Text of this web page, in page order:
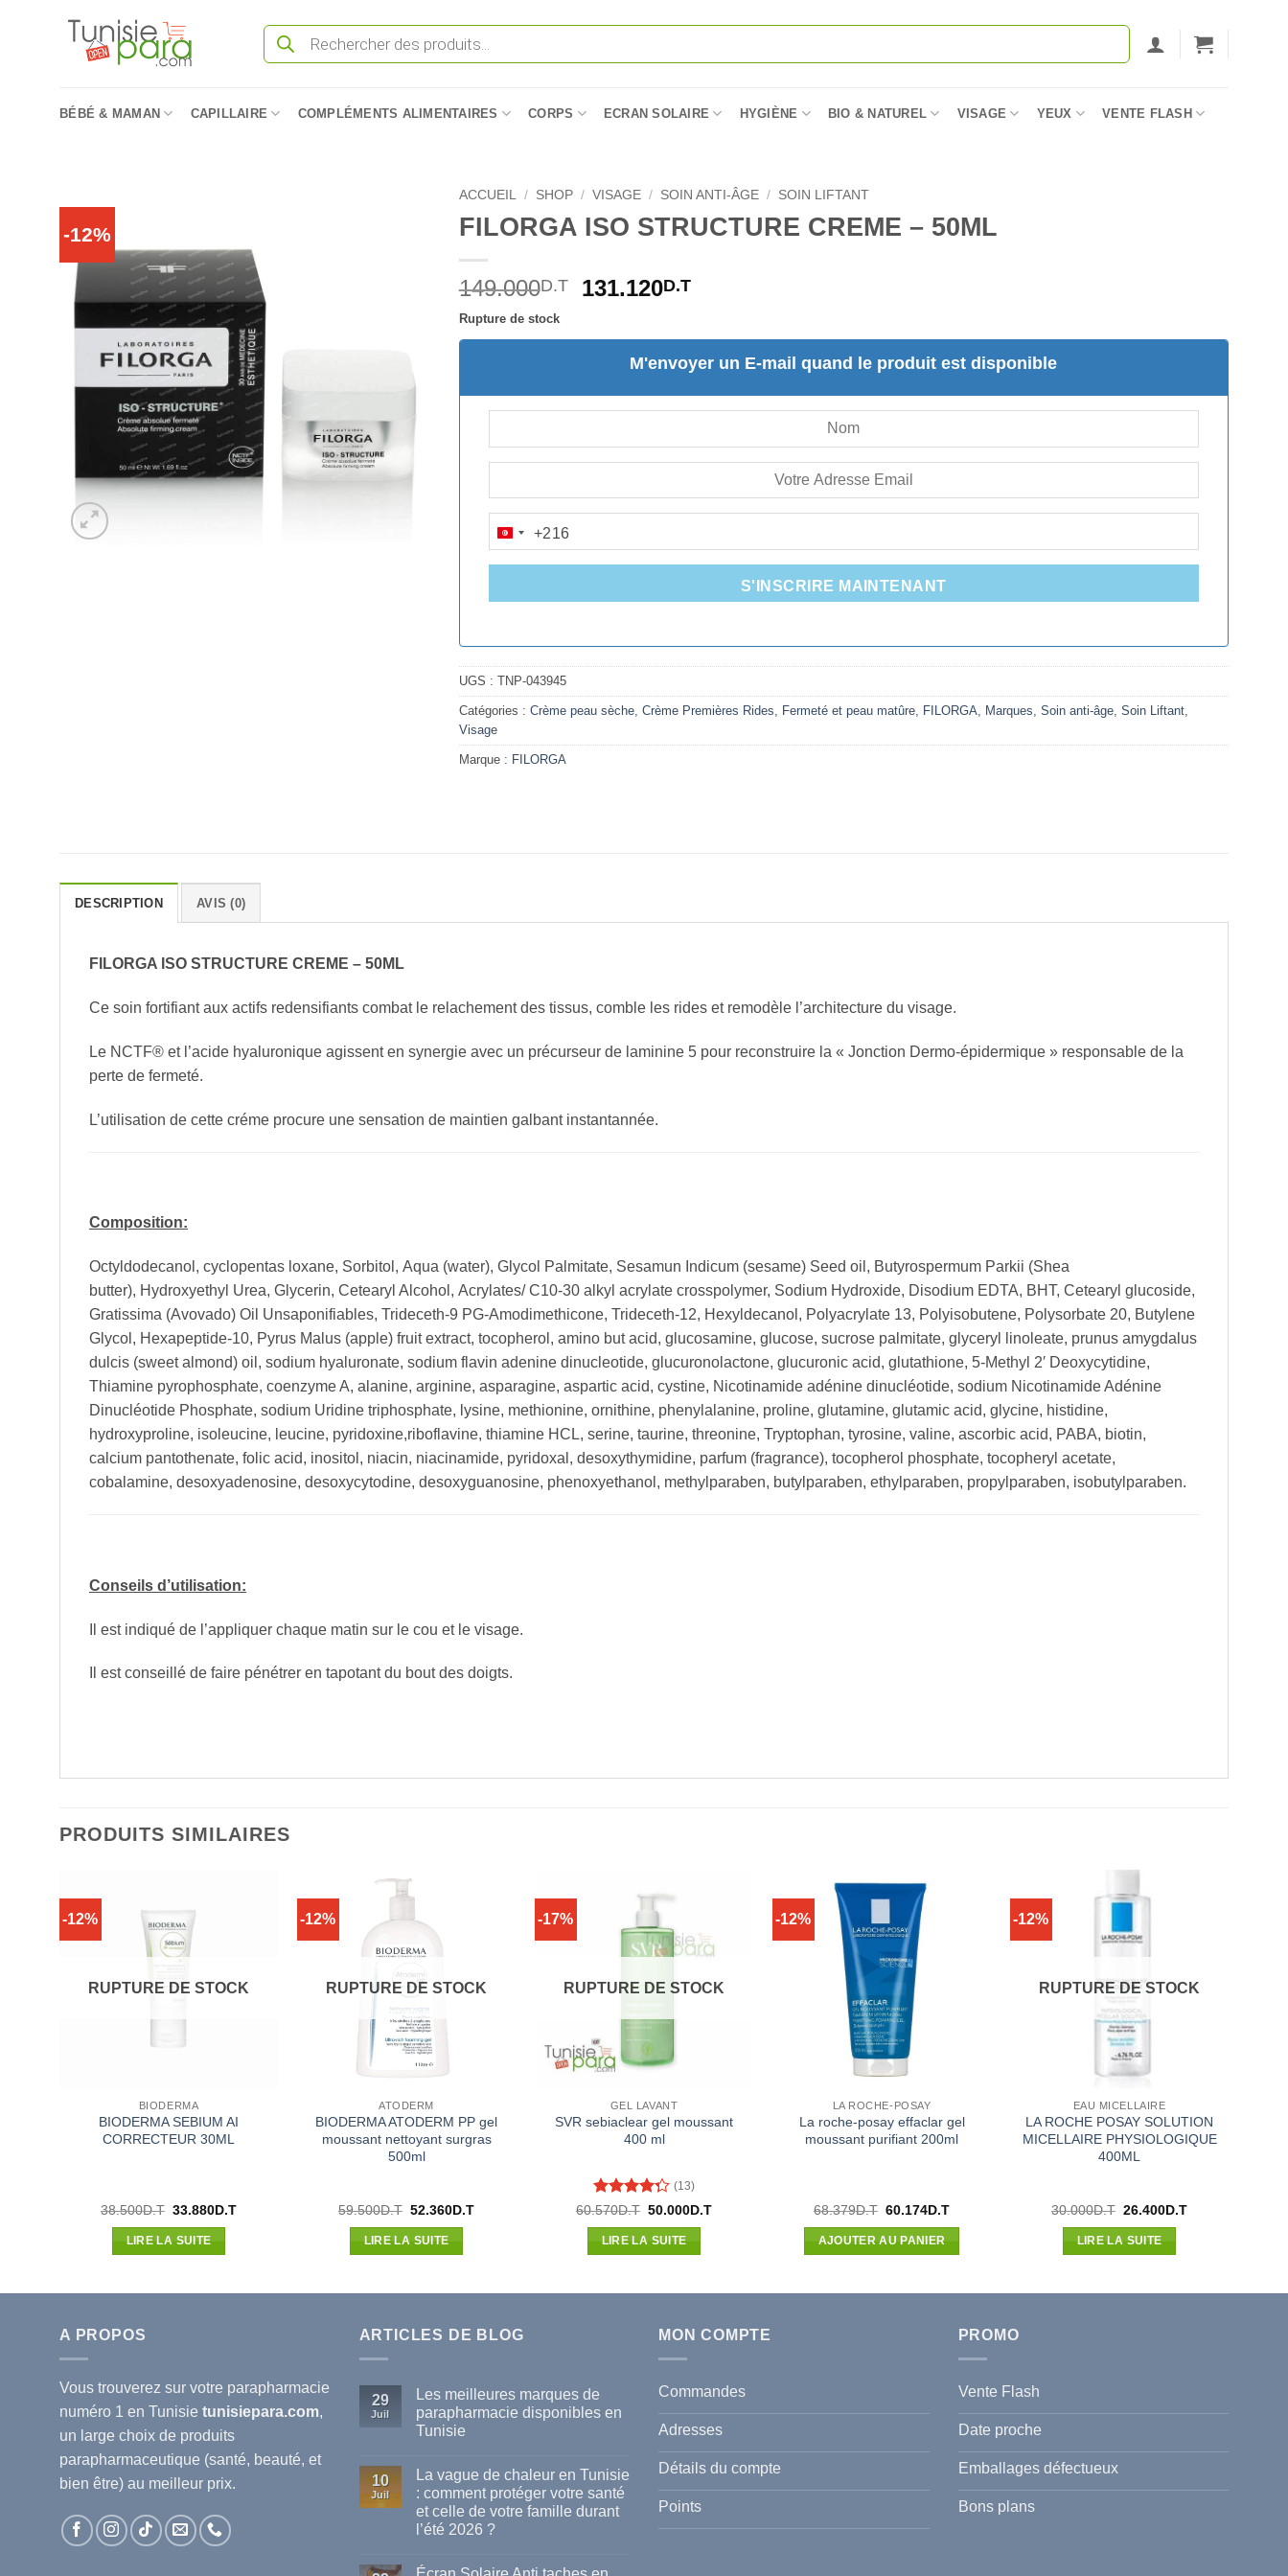
Recherche
produits
BÉBÉ & MAMAN CAPILLAIRE COMPLÉMENTS ALIMENTAIRES CORPS ECRAN SOLAIRE HYGIÈNE BIO & NATUREL VISAGE YEUX VENTE FLASH
-12%
ACCUEIL / SHOP / VISAGE / SOIN ANTI-ÂGE / SOIN LIFTANT
FILORGA ISO STRUCTURE CREME – 50ML
149.000D.T
Le
initial
était :
149.000D.T.
131.120D.TLe
actuel
est :
131.120D.T.
Rupture de stock
M'envoyer un E-mail quand le produit est disponible
TUNISIA
+216
+216
S'INSCRIRE MAINTENANT
UGS : TNP-043945
Catégories : Crème peau sèche, Crème Premières Rides Fermeté et peau matûre, FILORGA Marques Soin anti-âge, Soin Liftant,
Visage
Marque : FILORGA
DESCRIPTION AVIS (0)
FILORGA ISO STRUCTURE CREME – 50ML
Ce soin fortifiant aux actifs redensifiants combat le relachement des tissus, comble les rides et remodèle l’architecture du visage.
Le NCTF® et l’acide hyaluronique agissent en synergie avec un précurseur de laminine 5 pour reconstruire la « Jonction Dermo-épidermique » responsable de la
perte de fermeté.
L’utilisation de cette créme procure une sensation de maintien galbant instantannée.
Composition:
Octyldodecanol, cyclopentas loxane, Sorbitol, Aqua (water), Glycol Palmitate, Sesamun Indicum (sesame) Seed oil, Butyrospermum Parkii (Shea
butter), Hydroxyethyl Urea, Glycerin, Cetearyl Alcohol, Acrylates/ C10-30 alkyl acrylate crosspolymer, Sodium Hydroxide, Disodium EDTA, BHT, Cetearyl glucoside,
Gratissima (Avovado) Oil Unsaponifiables, Trideceth-9 PG-Amodimethicone, Trideceth-12, Hexyldecanol, Polyacrylate 13, Polyisobutene, Polysorbate 20, Butylene
Glycol, Hexapeptide-10, Pyrus Malus (apple) fruit extract, tocopherol, amino but acid, glucosamine, glucose, sucrose palmitate, glyceryl linoleate, prunus amygdalus
dulcis (sweet almond) oil, sodium hyaluronate, sodium flavin adenine dinucleotide, glucuronolactone, glucuronic acid, glutathione, 5-Methyl 2′ Deoxycytidine,
Thiamine pyrophosphate, coenzyme A, alanine, arginine, asparagine, aspartic acid, cystine, Nicotinamide adénine dinucléotide, sodium Nicotinamide Adénine
Dinucléotide Phosphate, sodium Uridine triphosphate, lysine, methionine, ornithine, phenylalanine, proline, glutamine, glutamic acid, glycine, histidine,
hydroxyproline, isoleucine, leucine, pyridoxine,riboflavine, thiamine HCL, serine, taurine, threonine, Tryptophan, tyrosine, valine, ascorbic acid, PABA, biotin,
calcium pantothenate, folic acid, inositol, niacin, niacinamide, pyridoxal, desoxythymidine, parfum (fragrance), tocopherol phosphate, tocopheryl acetate,
cobalamine, desoxyadenosine, desoxycytodine, desoxyguanosine, phenoxyethanol, methylparaben, butylparaben, ethylparaben, propylparaben, isobutylparaben.
Conseils d’utilisation:
Il est indiqué de l’appliquer chaque matin sur le cou et le visage.
Il est conseillé de faire pénétrer en tapotant du bout des doigts.
PRODUITS SIMILAIRES
-12%
RUPTURE DE STOCK
BIODERMA
BIODERMA SEBIUM AI
CORRECTEUR 30ML
38.500D.T Le
initial
était :
33.880D.TLe
LIRE LA SUITE
-12%
RUPTURE DE STOCK
ATODERM
BIODERMA ATODERM PP gel
moussant nettoyant surgras
500ml
59.500D.T Le
initial
était :
52.360D.TLe
LIRE LA SUITE
-17%
RUPTURE DE STOCK
GEL LAVANT
SVR sebiaclear gel moussant
400 ml
Note4.31
(13)
60.570D.T Le
initial
était :
50.000D.TLe
LIRE LA SUITE
-12%
LA ROCHE-POSAY
La roche-posay effaclar gel
moussant purifiant 200ml
68.379D.T Le
initial
était :
60.174D.TLe
AJOUTER AU PANIER
-12%
RUPTURE DE STOCK
EAU MICELLAIRE
LA ROCHE POSAY SOLUTION
MICELLAIRE PHYSIOLOGIQUE
400ML
30.000D.T Le
initial
était :
26.400D.TLe
LIRE LA SUITE
A PROPOS
Vous trouverez sur votre parapharmacie
numéro 1 en Tunisie tunisiepara.com,
un large choix de produits
parapharmaceutique (santé, beauté, et
bien être) au meilleur prix.
ARTICLES DE BLOG
29
Juil
Les meilleures marques de
parapharmacie disponibles en
Tunisie
sur
meilleures
marques
de
parapharmacie
10
Juil
La vague de chaleur en Tunisie
: comment protéger votre santé
et celle de votre famille durant
l’été 2026 ?
sur
MON COMPTE
Commandes
Adresses
Détails du compte
Points
PROMO
Vente Flash
Date proche
Emballages défectueux
Bons plans